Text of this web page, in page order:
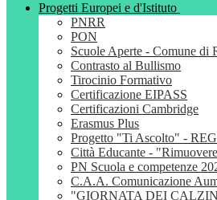
Progetti Europei e d'Istituto
PNRR
PON
Scuole Aperte - Comune di
Contrasto al Bullismo
Tirocinio Formativo
Certificazione EIPASS
Certificazioni Cambridge
Erasmus Plus
Progetto "Ti Ascolto" -
Città Educante -
PN Scuola e competenze
C.A.A. Comunicazione
"GIORNATA DEI